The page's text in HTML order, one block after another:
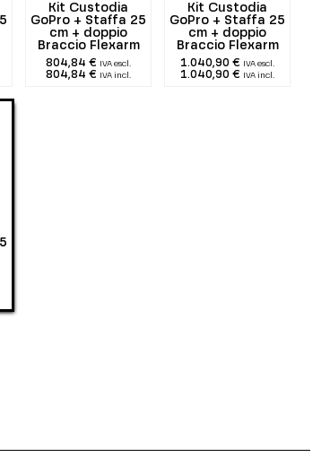
Kit Custodia
GoPro + Staffa 25
cm + doppio
Braccio Flexarm
25 + due 1300
lumen
804,84 € IVA escl.
804,84 € IVA incl.
Kit Custodia
GoPro + Staffa 25
cm + doppio
Braccio Flexarm
25 + due 2900
lumen
1.040,90 € IVA escl.
1.040,90 € IVA incl.